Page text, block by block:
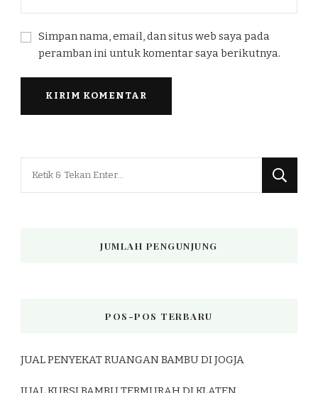
Simpan nama, email, dan situs web saya pada
peramban ini untuk komentar saya berikutnya.
JUMLAH PENGUNJUNG
POS-POS TERBARU
JUAL PENYEKAT RUANGAN BAMBU DI JOGJA